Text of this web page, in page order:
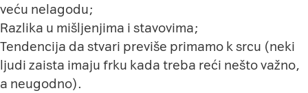
veću nelagodu;
Razlika u mišljenjima i stavovima;
Tendencija da stvari previše primamo k srcu (neki
ljudi zaista imaju frku kada treba reći nešto važno,
a neugodno).